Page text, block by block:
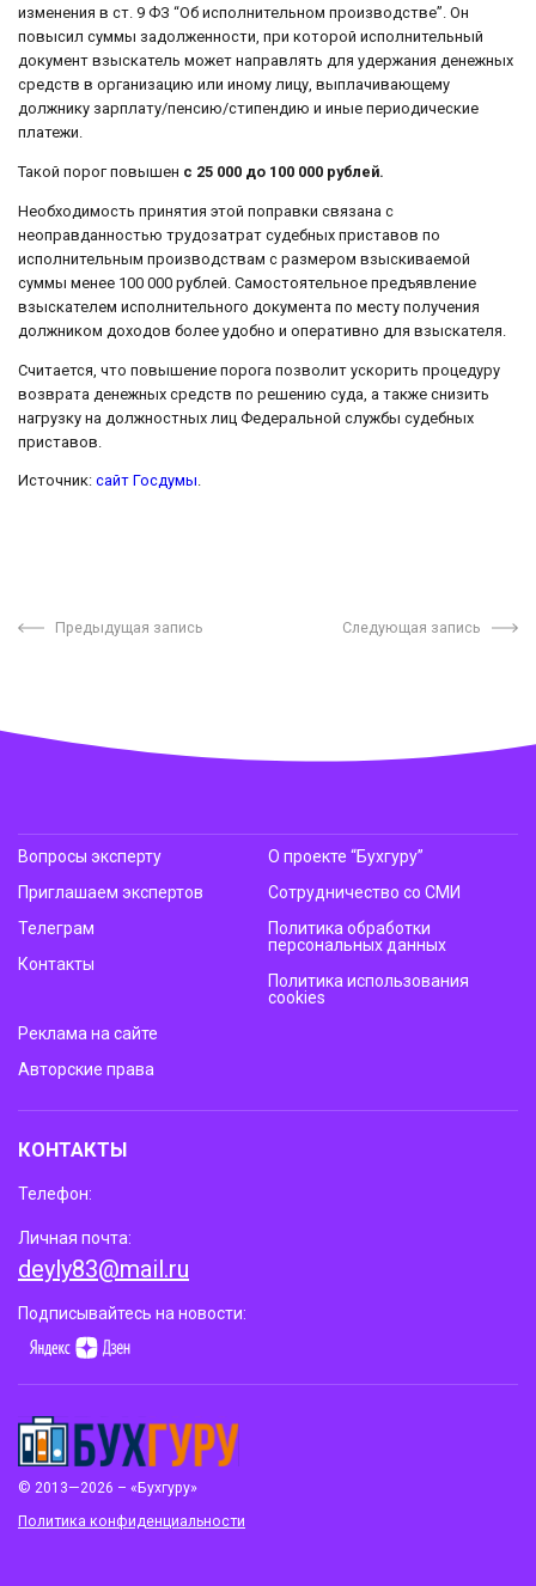
изменения в ст. 9 ФЗ “Об исполнительном производстве”. Он
повысил суммы задолженности, при которой исполнительный
документ взыскатель может направлять для удержания денежных
средств в организацию или иному лицу, выплачивающему
должнику зарплату/пенсию/стипендию и иные периодические
платежи.
Такой порог повышен с 25 000 до 100 000 рублей.
Необходимость принятия этой поправки связана с
неоправданностью трудозатрат судебных приставов по
исполнительным производствам с размером взыскиваемой
суммы менее 100 000 рублей. Самостоятельное предъявление
взыскателем исполнительного документа по месту получения
должником доходов более удобно и оперативно для взыскателя.
Считается, что повышение порога позволит ускорить процедуру
возврата денежных средств по решению суда, а также снизить
нагрузку на должностных лиц Федеральной службы судебных
приставов.
Источник: сайт Госдумы.
Предыдущая запись Следующая запись
© 2013—2026 – «Бухгуру»
Политика конфиденциальности
Вопросы эксперту
Приглашаем экспертов
Телеграм
Контакты
О проекте “Бухгуру”
Сотрудничество со СМИ
Политика обработки
персональных данных
Политика использования
cookies
Реклама на сайте
Авторские права
КОНТАКТЫ
Телефон:
Личная почта:
deyly83@mail.ru
Подписывайтесь на новости: